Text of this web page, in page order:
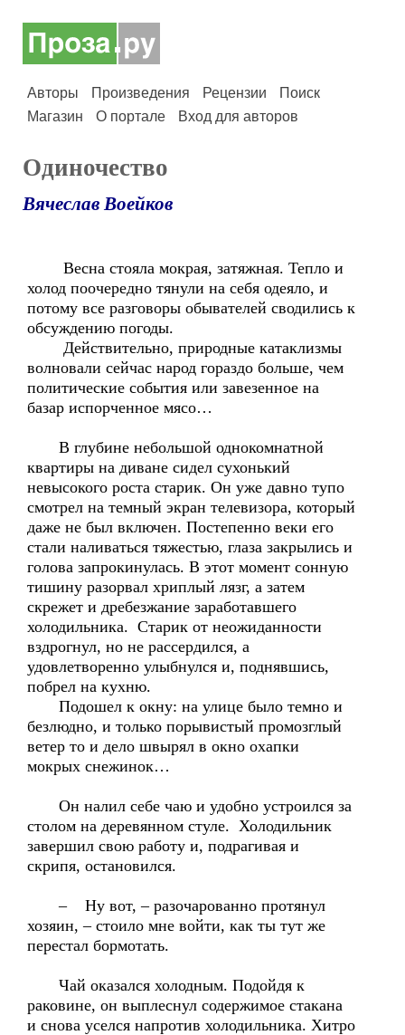
Авторы Произведения Рецензии
Поиск
Магазин
О портале Вход для авторов
Одиночество
Вячеслав Воейков
Весна стояла мокрая, затяжная. Тепло и
холод поочередно тянули на себя одеяло, и
потому все разговоры обывателей сводились к
обсуждению погоды.
Действительно, природные катаклизмы
волновали сейчас народ гораздо больше, чем
политические события или завезенное на
базар испорченное мясо…
В глубине небольшой однокомнатной
квартиры на диване сидел сухонький
невысокого роста старик. Он уже давно тупо
смотрел на темный экран телевизора, который
даже не был включен. Постепенно веки его
стали наливаться тяжестью, глаза закрылись и
голова запрокинулась. В этот момент сонную
тишину разорвал хриплый лязг, а затем
скрежет и дребезжание заработавшего
холодильника. Старик от неожиданности
вздрогнул, но не рассердился, а
удовлетворенно улыбнулся и, поднявшись,
побрел на кухню.
Подошел к окну: на улице было темно и
безлюдно, и только порывистый промозглый
ветер то и дело швырял в окно охапки
мокрых снежинок…
Он налил себе чаю и удобно устроился за
столом на деревянном стуле. Холодильник
завершил свою работу и, подрагивая и
скрипя, остановился.
– Ну вот, – разочарованно протянул
хозяин, – стоило мне войти, как ты тут же
перестал бормотать.
Чай оказался холодным. Подойдя к
раковине, он выплеснул содержимое стакана
и снова уселся напротив холодильника. Хитро